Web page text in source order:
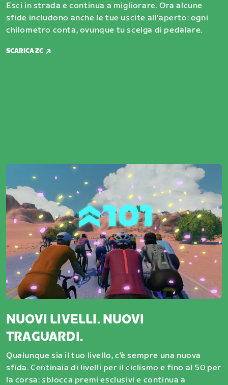
Esci in strada e continua a migliorare. Ora alcune
sfide includono anche le tue uscite all'aperto: ogni
chilometro conta, ovunque tu scelga di pedalare.
SCARICA ZC
NUOVI LIVELLI. NUOVI
TRAGUARDI.
Qualunque sia il tuo livello, c'è sempre una nuova
sfida. Centinaia di livelli per il ciclismo e fino al 50 per
la corsa: sblocca premi esclusivi e continua a